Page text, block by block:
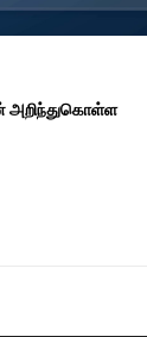
அறிந்துகொள்ள